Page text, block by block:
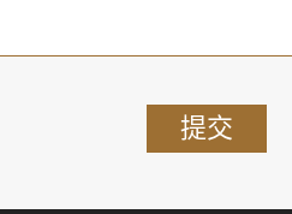
提交